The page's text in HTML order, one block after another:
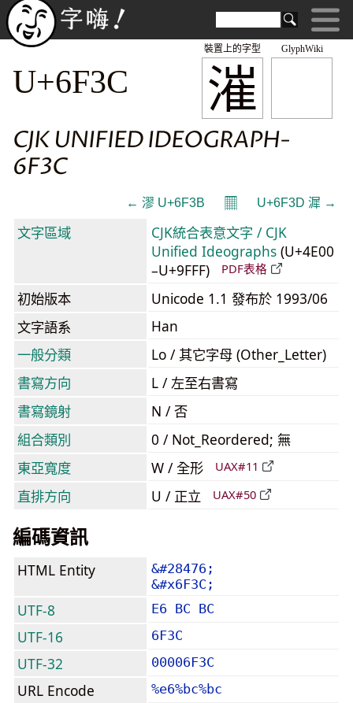
GlyphWiki
漼
裝置上的字型
U+6F3C
CJK UNIFIED IDEOGRAPH-
6F3C
← 漻 U+6F3B 𝄜 U+6F3D 漽 →
文字區域
CJK統合表意文字 / CJK
Unified Ideographs (U+4E00
–U+9FFF)
PDF表格
初始版本
Unicode 1.1 發布於 1993/06
文字語系
Han
一般分類
Lo / 其它字母 (Other_Letter)
書寫方向
L / 左至右書寫
書寫鏡射
N / 否
組合類別
0 / Not_Reordered; 無
東亞寬度
W / 全形 UAX#11
直排方向 U / 正立 UAX#50
編碼資訊
HTML Entity
&#28476;
&#x6F3C;
UTF-8 E6 BC BC
UTF-16 6F3C
UTF-32 00006F3C
URL Encode %e6%bc%bc